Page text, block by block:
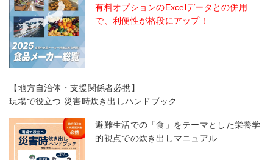
有料オプションのExcelデータとの併用
で、利便性が格段にアップ！
【地方自治体・支援関係者必携】
現場で役立つ 災害時炊き出しハンドブック
避難生活での「食」をテーマとした栄養学
的視点での炊き出しマニュアル